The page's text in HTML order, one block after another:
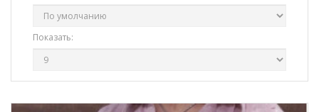
Показать: